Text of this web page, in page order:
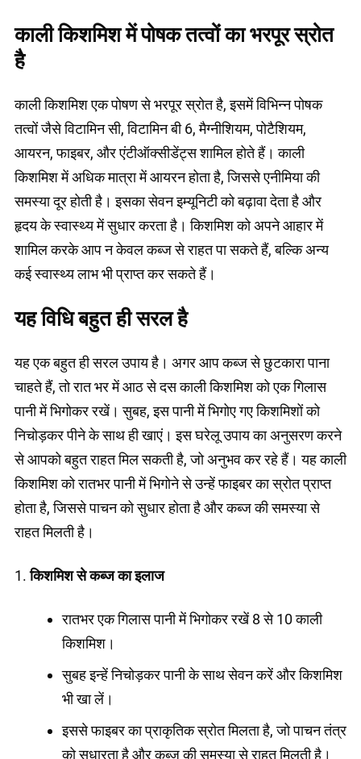
काली किशमिश में पोषक तत्वों का भरपूर स्रोत
है
काली किशमिश एक पोषण से भरपूर स्रोत है, इसमें विभिन्न पोषक
तत्वों जैसे विटामिन सी, विटामिन बी 6, मैग्नीशियम, पोटैशियम,
आयरन, फाइबर, और एंटीऑक्सीडेंट्स शामिल होते हैं। काली
किशमिश में अधिक मात्रा में आयरन होता है, जिससे एनीमिया की
समस्या दूर होती है। इसका सेवन इम्यूनिटी को बढ़ावा देता है और
हृदय के स्वास्थ्य में सुधार करता है। किशमिश को अपने आहार में
शामिल करके आप न केवल कब्ज से राहत पा सकते हैं, बल्कि अन्य
कई स्वास्थ्य लाभ भी प्राप्त कर सकते हैं।
यह विधि बहुत ही सरल है
यह एक बहुत ही सरल उपाय है। अगर आप कब्ज से छुटकारा पाना
चाहते हैं, तो रात भर में आठ से दस काली किशमिश को एक गिलास
पानी में भिगोकर रखें। सुबह, इस पानी में भिगोए गए किशमिशों को
निचोड़कर पीने के साथ ही खाएं। इस घरेलू उपाय का अनुसरण करने
से आपको बहुत राहत मिल सकती है, जो अनुभव कर रहे हैं। यह काली
किशमिश को रातभर पानी में भिगोने से उन्हें फाइबर का स्रोत प्राप्त
होता है, जिससे पाचन को सुधार होता है और कब्ज की समस्या से
राहत मिलती है।
1.किशमिश से कब्ज का इलाज
रातभर एक गिलास पानी में भिगोकर रखें 8 से 10 काली
किशमिश।
सुबह इन्हें निचोड़कर पानी के साथ सेवन करें और किशमिश
भी खा लें।
इससे फाइबर का प्राकृतिक स्रोत मिलता है, जो पाचन तंत्र
को सुधारता है और कब्ज की समस्या से राहत मिलती है।